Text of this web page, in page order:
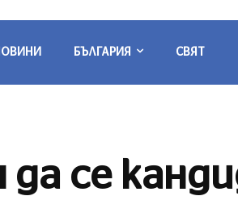
БЪЛГАРИЯ СВЯТ
да се